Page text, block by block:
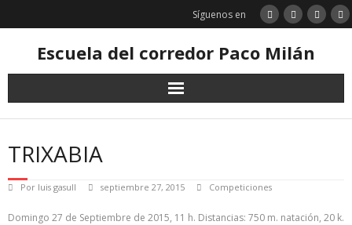
Síguenos en
Escuela del corredor Paco Milán
TRIXABIA
Por luis gasull septiembre 27, 2015 Competiciones
Domingo 27 de Septiembre de 2015, 11 h. Distancias: 750 m. natación, 20 k.